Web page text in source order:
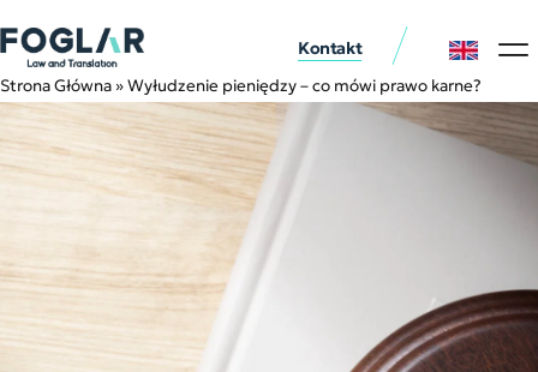
Strona Główna »Wyłudzenie pieniędzy – co mówi prawo karne?
Kontakt